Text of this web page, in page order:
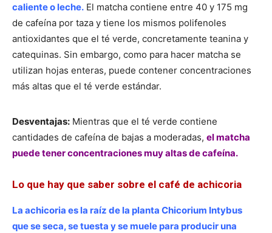
caliente o leche. El matcha contiene entre 40 y 175 mg
de cafeína por taza y tiene los mismos polifenoles
antioxidantes que el té verde, concretamente teanina y
catequinas. Sin embargo, como para hacer matcha se
utilizan hojas enteras, puede contener concentraciones
más altas que el té verde estándar.
Desventajas: Mientras que el té verde contiene
cantidades de cafeína de bajas a moderadas, el matcha
puede tener concentraciones muy altas de cafeína.
Lo que hay que saber sobre el café de achicoria
La achicoria es la raíz de la planta Chicorium Intybus
que se seca, se tuesta y se muele para producir una